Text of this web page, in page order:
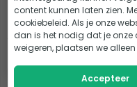
13,95
13,25
Bekijk product
content kunnen laten zien.
cookiebeleid. Als je onze
dan is het nodig dat je onze
weigeren, plaatsen we
Accepteer